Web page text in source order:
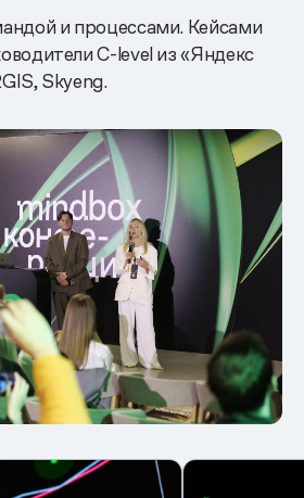
и процессами. Кейсами
C-level из «Яндекс
Skyeng.